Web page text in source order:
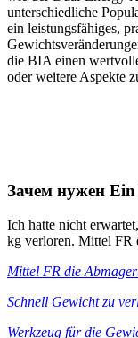
unterschiedliche
ein leistungsfähiges,
die BIA einen
oder weitere Aspekte
Зачем нужен Ein
Ich hatte nicht
kg verloren. Mittel FR
Mittel FR die
Schnell Gewicht zu
Werkzeug für die